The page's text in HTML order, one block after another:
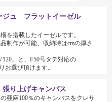
ュ フラットイーゼル
を搭載したイーゼルです。
制作が可能、収納時はcmの厚さ
」と、F50号タテ対応の
お選び頂けます。
り上げキャンバス
亜麻100％のキャンバスをクレサ